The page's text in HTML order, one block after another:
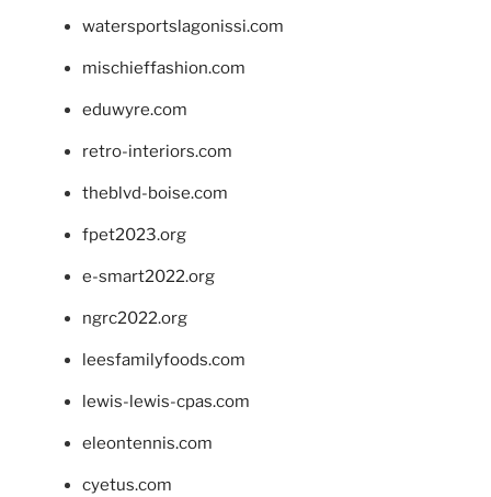
watersportslagonissi.com
mischieffashion.com
eduwyre.com
retro-interiors.com
theblvd-boise.com
fpet2023.org
e-smart2022.org
ngrc2022.org
leesfamilyfoods.com
lewis-lewis-cpas.com
eleontennis.com
cyetus.com